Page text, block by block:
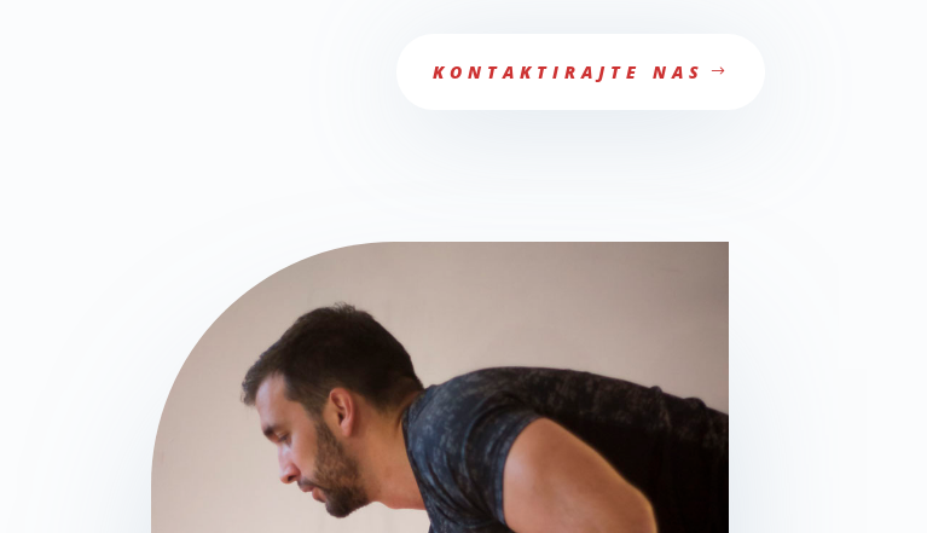
KONTAKTIRAJTE NAS